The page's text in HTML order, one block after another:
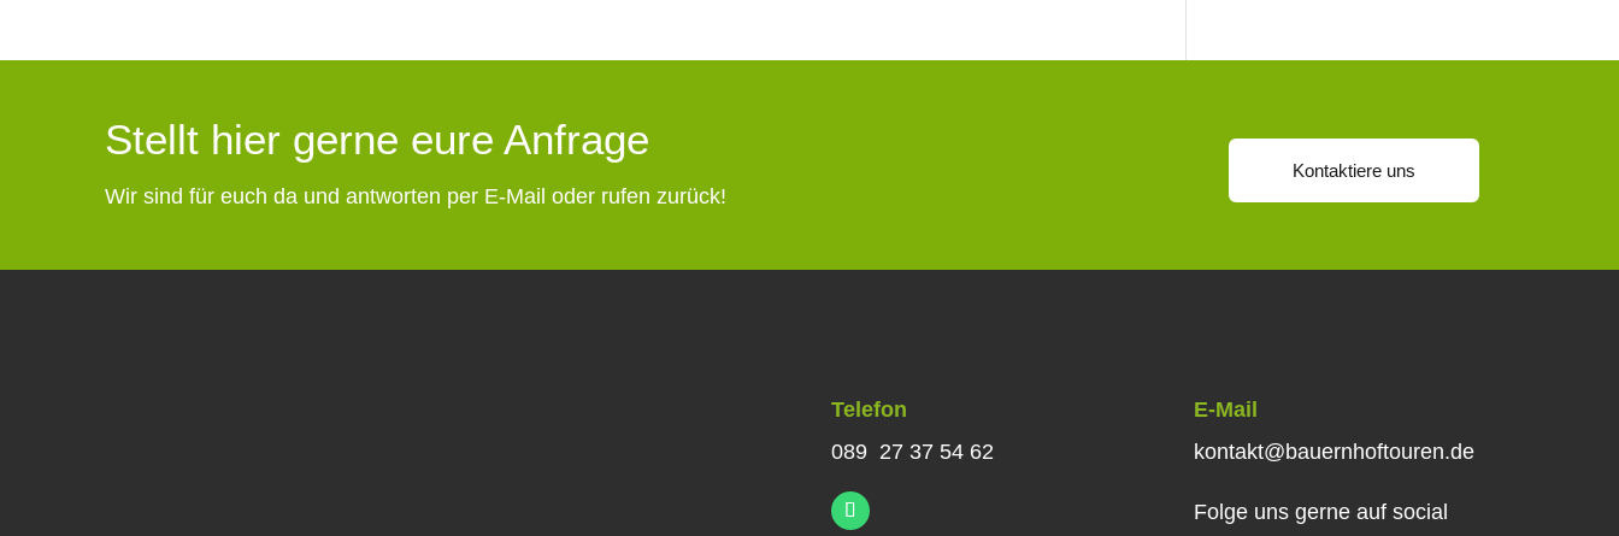
Stellt hier gerne eure Anfrage
Wir sind für euch da und antworten per E-Mail oder rufen zurück!
Kontaktiere uns
Telefon
089 27 37 54 62
E-Mail
kontakt@bauernhoftouren.de
Folge uns gerne auf social